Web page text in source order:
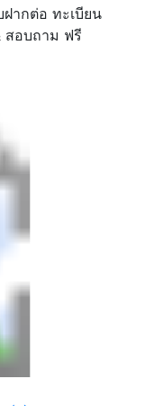
ากต่อ ทะเบียน
สอบถาม ฟรี